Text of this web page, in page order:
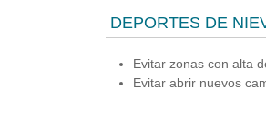
DEPORTES DE
Evitar zonas con alta
Evitar abrir nuevos